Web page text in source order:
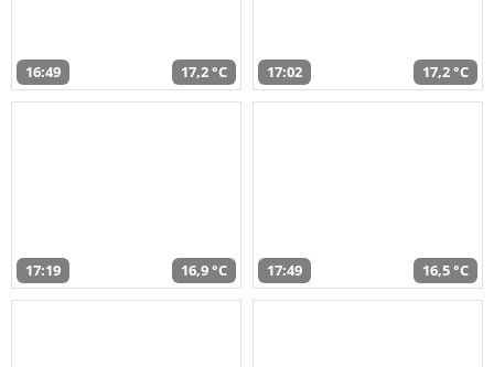
16:49 17,2 °C 17:02 17,2 °C
17:19 16,9 °C 17:49 16,5 °C